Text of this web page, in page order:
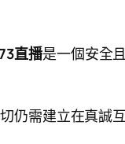
直播是一個安全
仍需建立在真誠